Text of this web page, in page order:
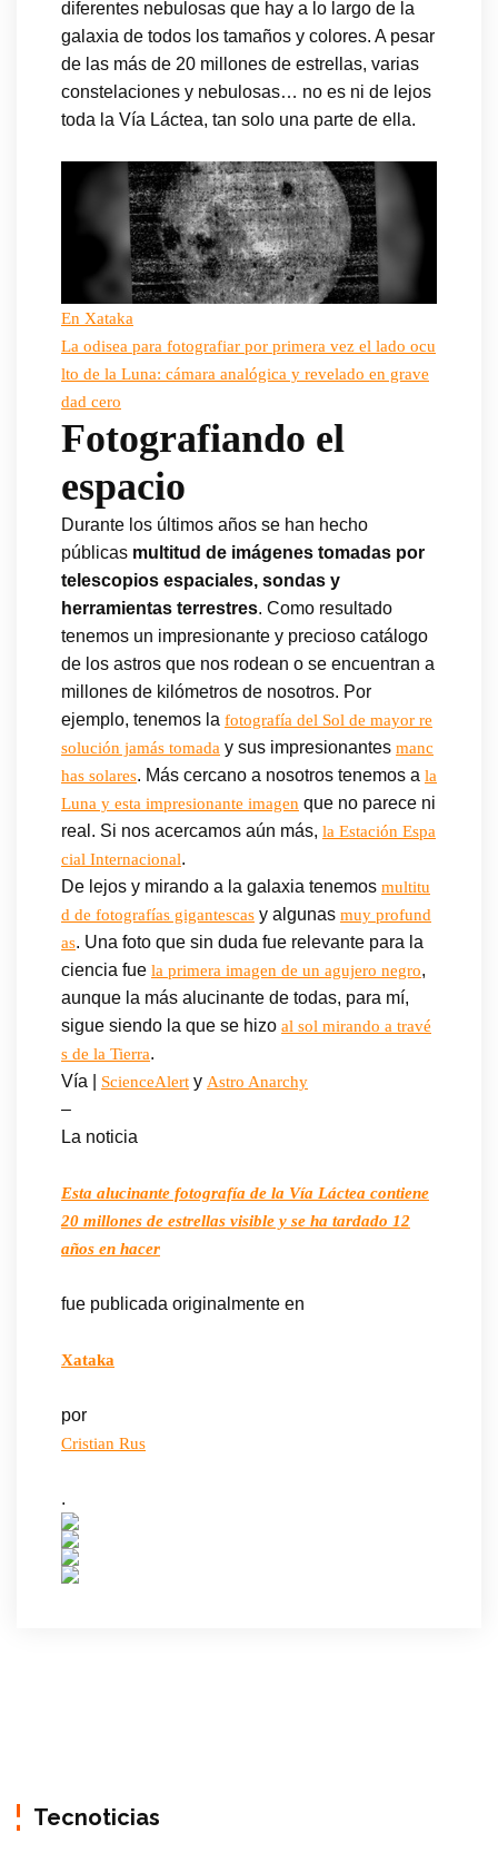
diferentes nebulosas que hay a lo largo de la
galaxia de todos los tamaños y colores. A pesar
de las más de 20 millones de estrellas, varias
constelaciones y nebulosas… no es ni de lejos
toda la Vía Láctea, tan solo una parte de ella.
En Xataka
La odisea para fotografiar por primera vez el lado ocu
lto de la Luna: cámara analógica y revelado en grave
dad cero
Fotografiando el
espacio
Durante los últimos años se han hecho
públicas multitud de imágenes tomadas por
telescopios espaciales, sondas y
herramientas terrestres. Como resultado
tenemos un impresionante y precioso catálogo
de los astros que nos rodean o se encuentran a
millones de kilómetros de nosotros. Por
ejemplo, tenemos la fotografía del Sol de mayor re
solución jamás tomada y sus impresionantes manc
has solares. Más cercano a nosotros tenemos a la
Luna y esta impresionante imagen que no parece ni
real. Si nos acercamos aún más, la Estación Espa
cial Internacional.
De lejos y mirando a la galaxia tenemos multitu
d de fotografías gigantescas y algunas muy profund
as. Una foto que sin duda fue relevante para la
ciencia fue la primera imagen de un agujero negro,
aunque la más alucinante de todas, para mí,
sigue siendo la que se hizo al sol mirando a travé
s de la Tierra.
Vía | ScienceAlert y Astro Anarchy
–
La noticia
Esta alucinante fotografía de la Vía Láctea contiene
20 millones de estrellas visible y se ha tardado 12
años en hacer
fue publicada originalmente en
Xataka
por
Cristian Rus
.
Tecnoticias